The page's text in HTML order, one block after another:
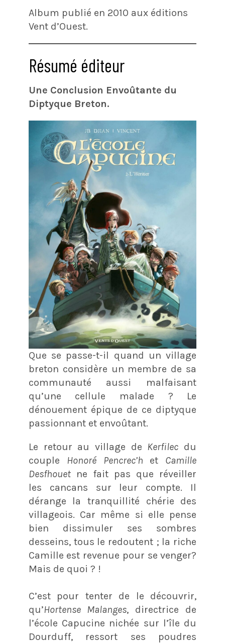
Album publié en 2010 aux éditions
Vent d’Ouest.
Résumé éditeur
Une Conclusion Envoûtante du
Diptyque Breton.
Que se passe-t-il quand un village
breton considère un membre de sa
communauté aussi malfaisant
qu’une cellule malade ? Le
dénouement épique de ce diptyque
passionnant et envoûtant.
Le retour au village de Kerfilec du
couple Honoré Pencrec’h et Camille
Desfhouetne fait pas que réveiller
les cancans sur leur compte. Il
dérange la tranquillité chérie des
villageois. Car même si elle pense
bien dissimuler ses sombres
desseins, tous le redoutent ; la riche
Camille est revenue pour se venger?
Mais de quoi ? !
C’est pour tenter de le découvrir,
qu’Hortense Malanges, directrice de
l’école Capucine nichée sur l’île du
Dourduff, ressort ses poudres